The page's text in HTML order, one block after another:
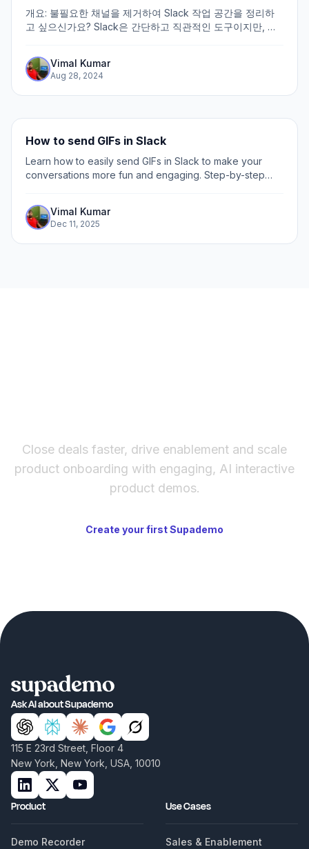
개요: 불필요한 채널을 제거하여 Slack 작업 공간을 정리하
고 싶으신가요? Slack은 간단하고 직관적인 도구이지만, 모
습니다. 구식 채널을 정리하거나 논의를 통합할 때 이 간단한
Slack 데모 가이드를 통해 삭제 과정을 원활하게 진행해 보
세요: 1. 삭제할 채널을 클릭합니다.
Vimal Kumar
Aug 28, 2024
How to send GIFs in Slack
Learn how to easily send GIFs in Slack to make your
conversations more fun and engaging. Step-by-step
Vimal Kumar
Dec 11, 2025
Close deals faster, drive enablement and scale
product onboarding with engaging, AI interactive
product demos.
Create your first Supademo
Ask AI about Supademo
115 E 23rd Street, Floor 4
New York, New York, USA, 10010
Product
Demo Recorder
Use Cases
Sales & Enablement